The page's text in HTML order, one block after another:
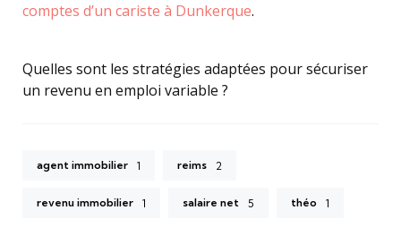
comptes d’un cariste à Dunkerque.
Quelles sont les stratégies adaptées pour sécuriser
un revenu en emploi variable ?
agent immobilier 1 reims 2
revenu immobilier 1 salaire net 5 théo 1